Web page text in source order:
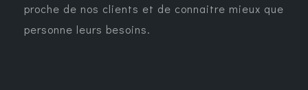
proche de nos clients et de connaitre mieux que
personne leurs besoins.